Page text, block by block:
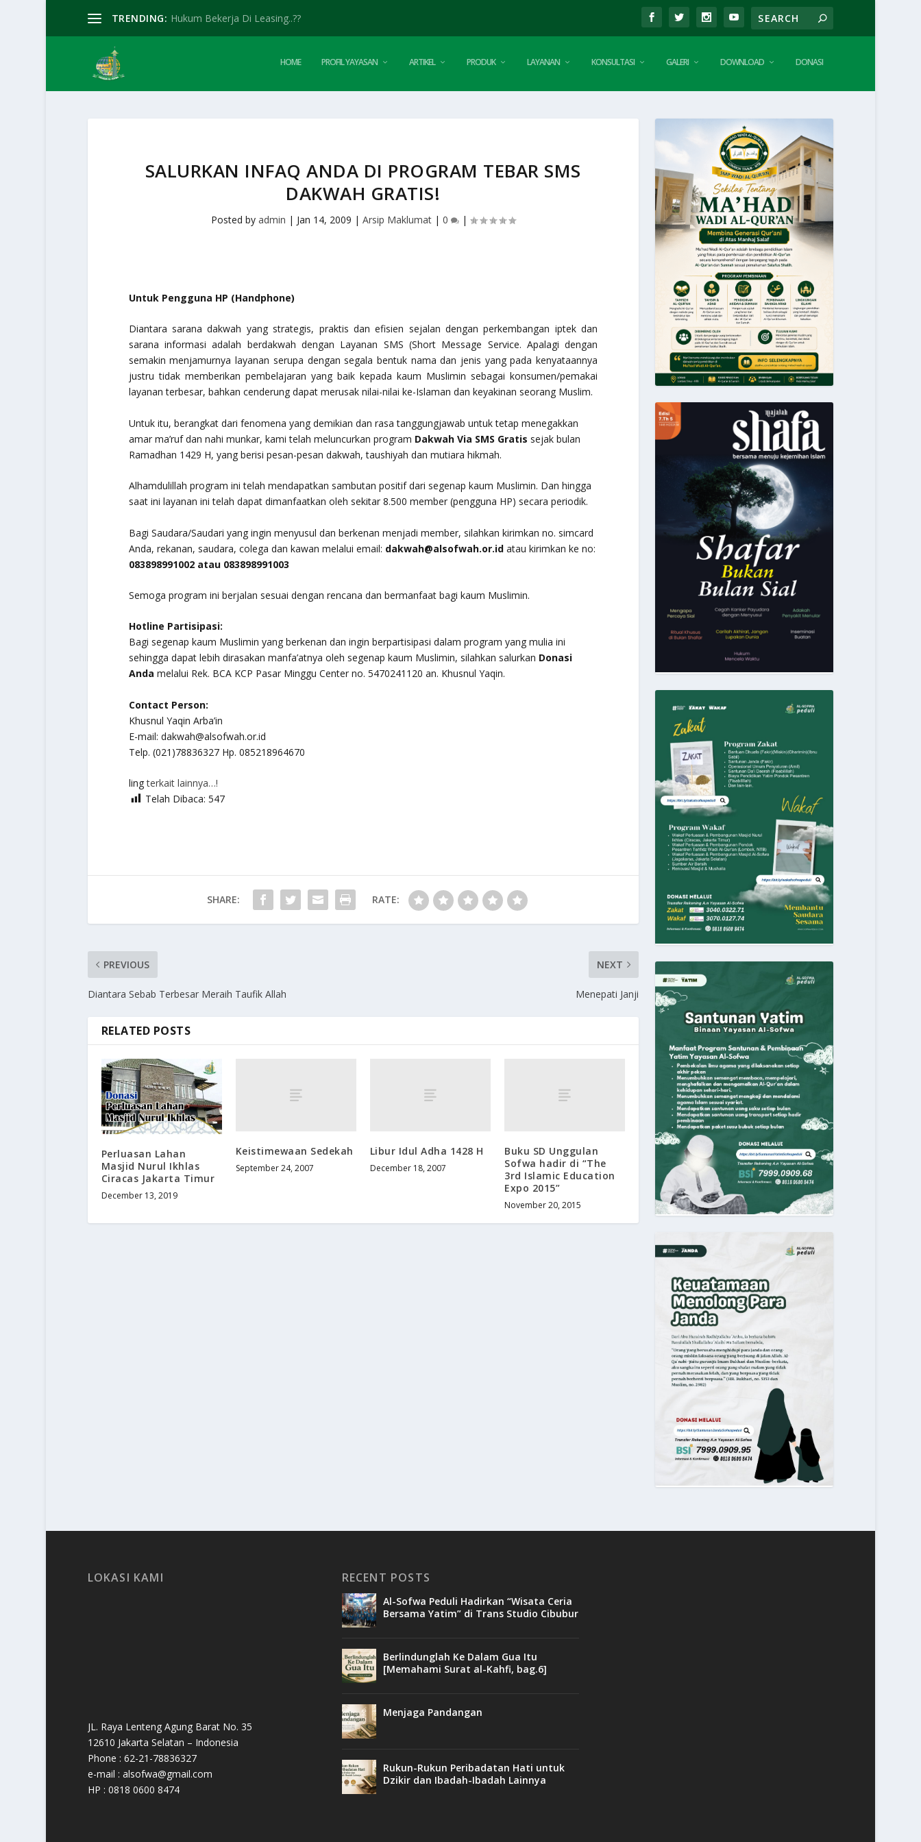
TRENDING: Hukum Bekerja Di Leasing..??
HOME PROFIL YAYASAN ARTIKEL PRODUK LAYANAN KONSULTASI GALERI DOWNLOAD DONASI
SALURKAN INFAQ ANDA DI PROGRAM TEBAR SMS
DAKWAH GRATIS!
Posted by admin | Jan 14, 2009 | Arsip Maklumat| 0 |
Untuk Pengguna HP (Handphone)
Diantara sarana dakwah yang strategis, praktis dan efisien sejalan dengan perkembangan iptek dan
sarana informasi adalah berdakwah dengan Layanan SMS (Short Message Service. Apalagi dengan
semakin menjamurnya layanan serupa dengan segala bentuk nama dan jenis yang pada kenyataannya
justru tidak memberikan pembelajaran yang baik kepada kaum Muslimin sebagai konsumen/pemakai
layanan terbesar, bahkan cenderung dapat merusak nilai-nilai ke-Islaman dan keyakinan seorang Muslim.
Untuk itu, berangkat dari fenomena yang demikian dan rasa tanggungjawab untuk tetap menegakkan
amar ma’ruf dan nahi munkar, kami telah meluncurkan program Dakwah Via SMS Gratis sejak bulan
Ramadhan 1429 H, yang berisi pesan-pesan dakwah, taushiyah dan mutiara hikmah.
Alhamdulillah program ini telah mendapatkan sambutan positif dari segenap kaum Muslimin. Dan hingga
saat ini layanan ini telah dapat dimanfaatkan oleh sekitar 8.500 member (pengguna HP) secara periodik.
Bagi Saudara/Saudari yang ingin menyusul dan berkenan menjadi member, silahkan kirimkan no. simcard
Anda, rekanan, saudara, colega dan kawan melalui email: dakwah@alsofwah.or.idatau kirimkan ke no:
083898991002 atau 083898991003
Semoga program ini berjalan sesuai dengan rencana dan bermanfaat bagi kaum Muslimin.
Hotline Partisipasi:
Bagi segenap kaum Muslimin yang berkenan dan ingin berpartisipasi dalam program yang mulia ini
sehingga dapat lebih dirasakan manfa’atnya oleh segenap kaum Muslimin, silahkan salurkan Donasi
Anda melalui Rek. BCA KCP Pasar Minggu Center no. 5470241120 an. Khusnul Yaqin.
Contact Person:
Khusnul Yaqin Arba’in
E-mail: dakwah@alsofwah.or.id
Telp. (021)78836327 Hp. 085218964670
lingterkait lainnya…!
Telah Dibaca: 547
SHARE: RATE:
PREVIOUS
Diantara Sebab Terbesar Meraih Taufik Allah
NEXT
Menepati Janji
RELATED POSTS
Perluasan Lahan
Masjid Nurul Ikhlas
Ciracas Jakarta Timur
December 13, 2019
Keistimewaan Sedekah
September 24, 2007
Libur Idul Adha 1428 H
December 18, 2007
Buku SD Unggulan
Sofwa hadir di “The
3rd Islamic Education
Expo 2015”
November 20, 2015
LOKASI KAMI
JL. Raya Lenteng Agung Barat No. 35
12610 Jakarta Selatan – Indonesia
Phone : 62-21-78836327
e-mail : alsofwa@gmail.com
HP : 0818 0600 8474
RECENT POSTS
Al-Sofwa Peduli Hadirkan “Wisata Ceria
Bersama Yatim” di Trans Studio Cibubur
Berlindunglah Ke Dalam Gua Itu
[Memahami Surat al-Kahfi, bag.6]
Menjaga Pandangan
Rukun-Rukun Peribadatan Hati untuk
Dzikir dan Ibadah-Ibadah Lainnya